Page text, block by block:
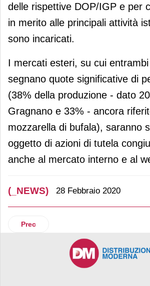
delle rispettive DOP/IGP e per
in merito alle principali attività
sono incaricati.
I mercati esteri, su cui
segnano quote significative di
(38% della produzione - dato
Gragnano e 33% - ancora
mozzarella di bufala), saranno
oggetto di azioni di tutela
anche al mercato interno e al
(_NEWS) 28 Febbraio 2020
Articolo precedente: Coronavirus,
Prec